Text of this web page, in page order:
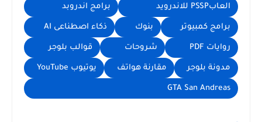
العابPSSP للاندرويد برامج اندروبد
برامج كمبيوتر بنوك ذكاء اصطناعى AI
روايات PDF شروحات قوالب بلوجر
مدونة بلوجر مقارنة هواتف يوتيوب YouTube
GTA San Andreas